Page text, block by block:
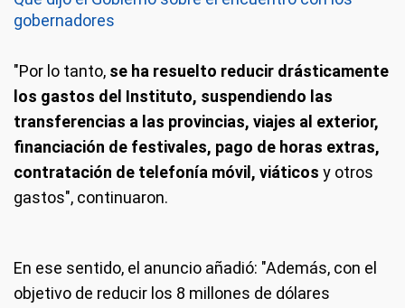
gobernadores
"Por lo tanto, se ha resuelto reducir drásticamente
los gastos del Instituto, suspendiendo las
transferencias a las provincias, viajes al exterior,
financiación de festivales, pago de horas extras,
contratación de telefonía móvil, viáticos y otros
gastos", continuaron.
En ese sentido, el anuncio añadió: "Además, con el
objetivo de reducir los 8 millones de dólares